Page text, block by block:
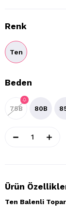
Renk
Ten
Beden
75B 80B
Ürün
Ten Balenli